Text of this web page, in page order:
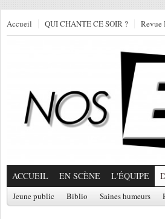
Accueil QUI CHANTE CE SOIR ? Revue
ACCUEIL EN SCÈNE L'ÉQUIPE
Jeune public Biblio Saines humeurs